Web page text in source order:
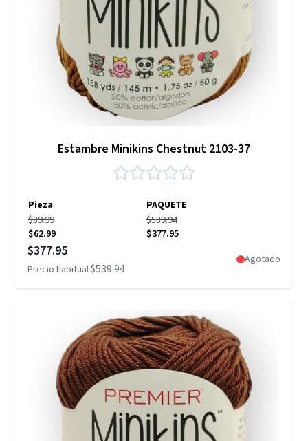
Estambre Minikins Chestnut 2103-37
Pieza
PAQUETE
$89.99
$62.99
$539.94
$377.95
Precio especial
$377.95
Precio habitual$539.94
Agotado